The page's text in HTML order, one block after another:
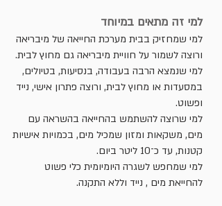
למי זה מתאים במיוחד
למי שמחזיק בבית מערכת החייאה של מיבריאה
ורוצה לשמור על חוויית מיבריאה גם מחוץ לבית.
למי שנמצא הרבה בעבודה, בנסיעות, בטיולים,
במסעדות או מחוץ לבית, ורוצה פתרון אישי, נייד
ופשוט.
למי שרוצה להשתמש בהחייאה בהשראה עם
מים, משקאות ומזון שמכיל מים, בכמויות אישיות
קטנות, עד כ־10 ליטר ביום.
למי שמחפש לשגרה היומיומית כלי פשוט
להחייאת מים , נייד וללא התקנה.